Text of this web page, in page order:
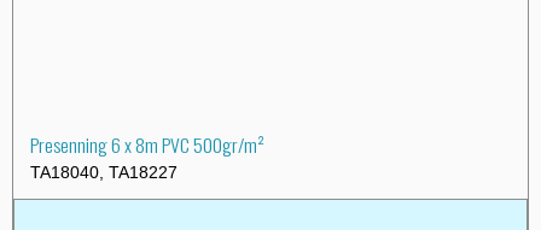
Presenning 6 x 8m PVC 500gr/m²
TA18040, TA18227